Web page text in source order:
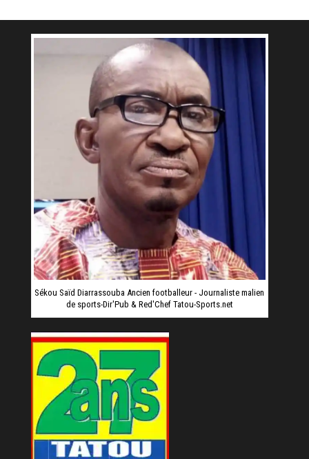
Sékou Saïd Diarrassouba Ancien footballeur - Journaliste malien
de sports-Dir'Pub & Red'Chef Tatou-Sports.net